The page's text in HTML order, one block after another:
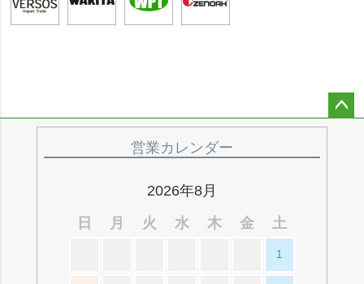
営業カレンダー
2026年8月
日
月 火 水 木 金 土
1